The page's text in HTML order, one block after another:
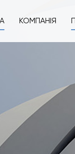
КОМПАНІЯ